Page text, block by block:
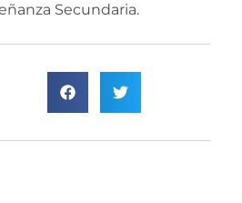
Secundaria.